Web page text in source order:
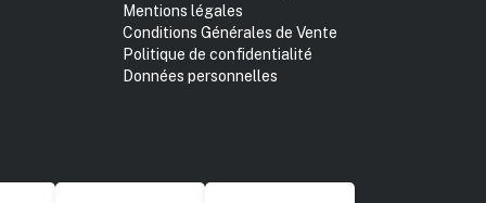
Mentions légales
Conditions Générales de Vente
Politique de confidentialité
Données personnelles